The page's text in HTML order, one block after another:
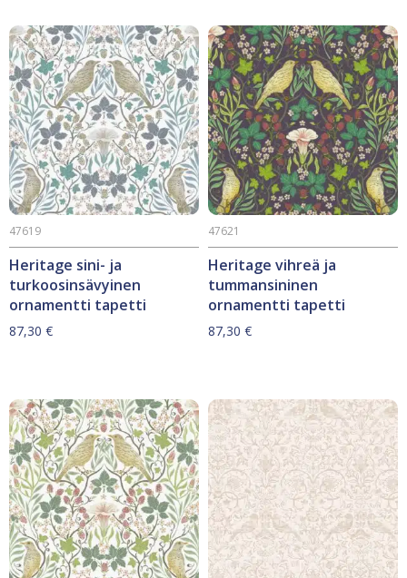
Heritage sini- ja
turkoosinsävyinen
ornamentti tapetti
47619
87,30 €
Heritage vihreä ja
tummansininen
ornamentti tapetti
47621
87,30 €